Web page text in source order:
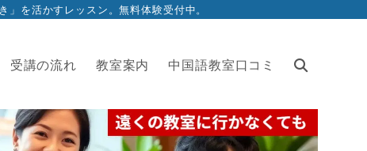
を活かすレッスン。無料体験受付中。
受講の流れ 教室案内 中国語教室口コミ